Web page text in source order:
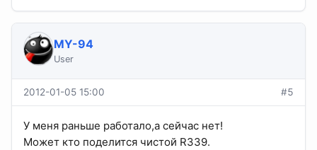
MY-94
User
2012-01-05 15:00 #5
У меня раньше работало,а сейчас нет!
Может кто поделится чистой R339.